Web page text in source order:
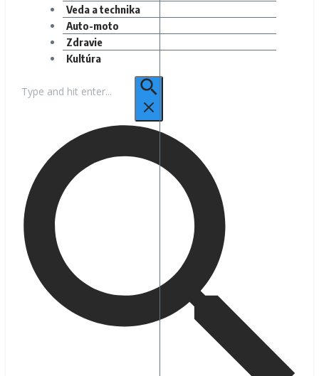
Veda a technika
Auto-moto
Zdravie
Kultúra